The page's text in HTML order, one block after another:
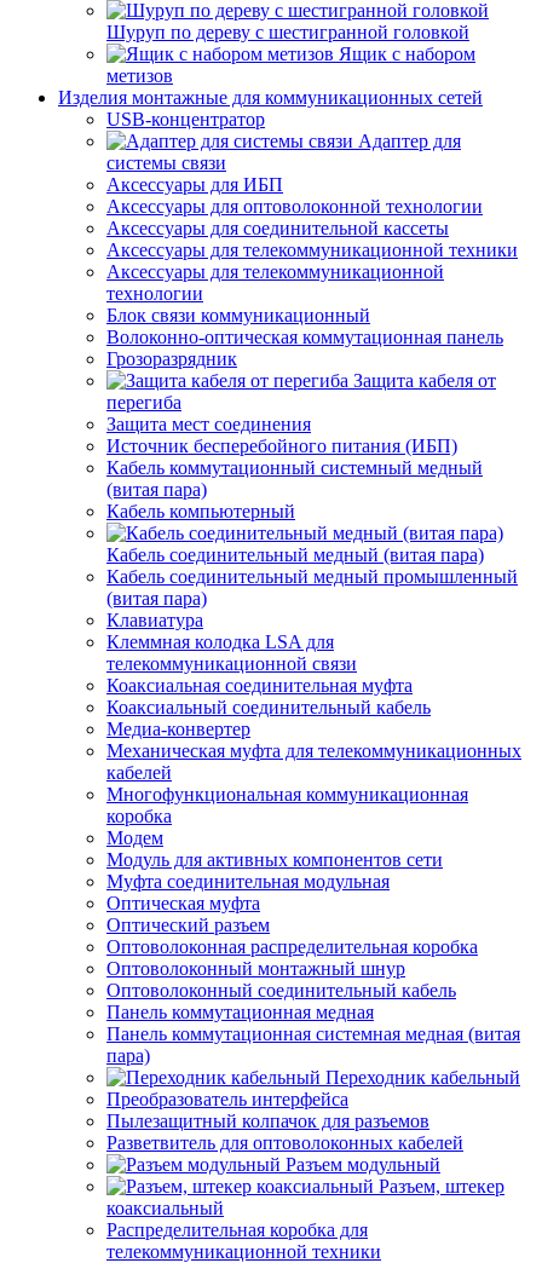
Шуруп по дереву с шестигранной головкой
Ящик с набором
метизов
Изделия монтажные для коммуникационных сетей
USB-концентратор
Адаптер для
системы связи
Аксессуары для ИБП
Аксессуары для оптоволоконной технологии
Аксессуары для соединительной кассеты
Аксессуары для телекоммуникационной техники
Аксессуары для телекоммуникационной
технологии
Блок связи коммуникационный
Волоконно-оптическая коммутационная панель
Грозоразрядник
Защита кабеля от
перегиба
Защита мест соединения
Источник бесперебойного питания (ИБП)
Кабель коммутационный системный медный
(витая пара)
Кабель компьютерный
Кабель соединительный медный (витая пара)
Кабель соединительный медный промышленный
(витая пара)
Клавиатура
Клеммная колодка LSA для
телекоммуникационной связи
Коаксиальная соединительная муфта
Коаксиальный соединительный кабель
Медиа-конвертер
Механическая муфта для телекоммуникационных
кабелей
Многофункциональная коммуникационная
коробка
Модем
Модуль для активных компонентов сети
Муфта соединительная модульная
Оптическая муфта
Оптический разъем
Оптоволоконная распределительная коробка
Оптоволоконный монтажный шнур
Оптоволоконный соединительный кабель
Панель коммутационная медная
Панель коммутационная системная медная (витая
пара)
Переходник кабельный
Преобразователь интерфейса
Пылезащитный колпачок для разъемов
Разветвитель для оптоволоконных кабелей
Разъем модульный
Разъем, штекер
коаксиальный
Распределительная коробка для
телекоммуникационной техники